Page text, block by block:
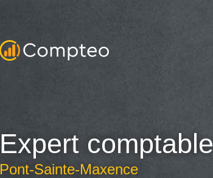
Expert comptable
Pont-Sainte-Maxence